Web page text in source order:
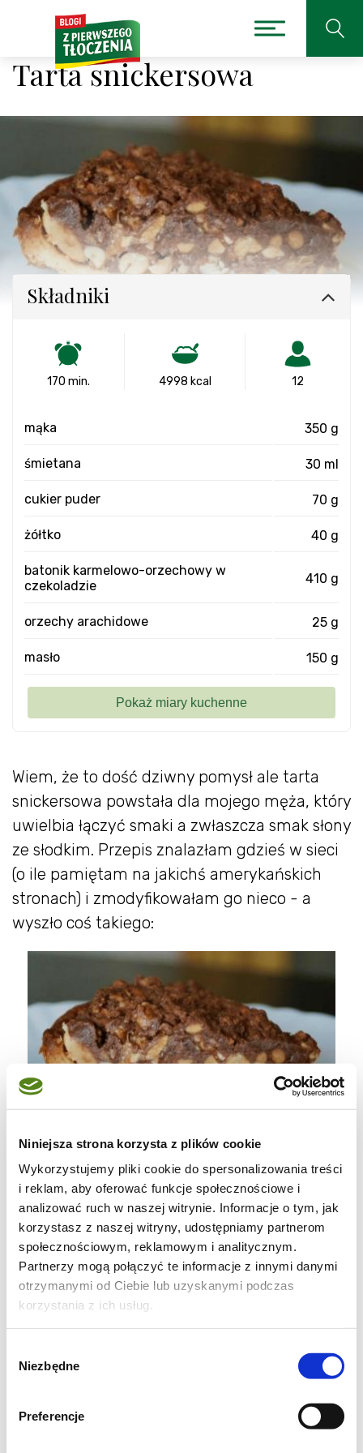
Niniejsza strona korzysta z plików cookie
Wykorzystujemy pliki cookie do spersonalizowania treści
i reklam, aby oferować funkcje społecznościowe i
analizować ruch w naszej witrynie. Informacje o tym, jak
korzystasz z naszej witryny, udostępniamy partnerom
społecznościowym, reklamowym i analitycznym.
Partnerzy mogą połączyć te informacje z innymi danymi
otrzymanymi od Ciebie lub uzyskanymi podczas
korzystania z ich usług.
zgody
Niezbędne
Preferencje
Tarta snickersowa
Wiem, że to dość dziwny pomysł ale tarta
snickersowa powstała dla mojego męża, który
uwielbia łączyć smaki a zwłaszcza smak słony
ze słodkim. Przepis znalazłam gdzieś w sieci
(o ile pamiętam na jakichś amerykańskich
stronach) i zmodyfikowałam go nieco - a
wyszło coś takiego:
ciasto:
300 g mąki, 150 g zimnego masła, 70 g cukru
pudru, 2 żółtka, 2 łyżki śmietany
Mąkę posiekać z zimnym masłem a potem
rozgnieść je palcami aż powstaną grudki.
Dodać cukier. Wlać żółtka, śmietanę i bardzo
wysmarowaną formę do tarty wyłożyć
ułożyć folię aluminiowa, a na niej rozsypać
Składniki
170 min. 4998 kcal 12
mąka 350 g
śmietana 30 ml
cukier puder 70 g
żółtko 40 g
batonik karmelowo-orzechowy w
czekoladzie
410 g
orzechy arachidowe 25 g
masło 150 g